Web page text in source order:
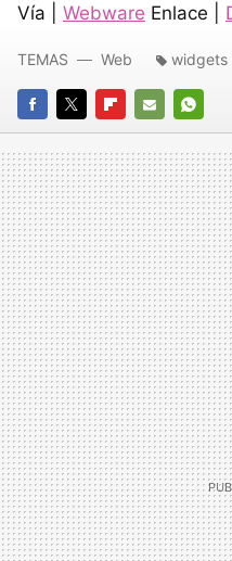
Vía | Webware Enlace |
FACEBOOK
TWITTERFLIPBOARD
E-
MAIL
TEMAS Web widgets